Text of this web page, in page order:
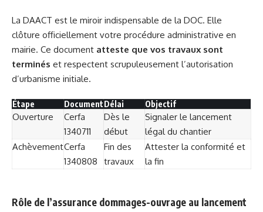
La DAACT est le miroir indispensable de la DOC. Elle
clôture officiellement votre procédure administrative en
mairie. Ce document atteste que vos travaux sont
terminés et respectent scrupuleusement l’autorisation
d’urbanisme initiale.
Étape DocumentDélai Objectif
Ouverture
Cerfa
1340711
Dès le
début
Signaler le lancement
légal du chantier
AchèvementCerfa
1340808
Fin des
travaux
Attester la conformité et
la fin
Rôle de l’assurance dommages-ouvrage au lancement